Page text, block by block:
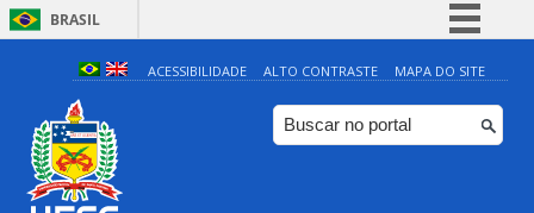
BRASIL
Simplifique!
Comunica BR
Participe
ACESSIBILIDADE ALTO CONTRASTE MAPA DO SITE